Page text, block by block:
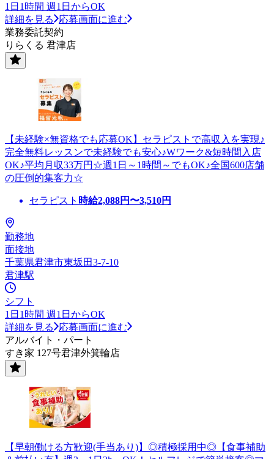
1日1時間 週1日からOK
詳細を見る
応募画面に進む
業務委託契約
りらくる 君津店
【未経験×無資格でも応募OK】セラピストで高収入を実現♪
完全無料レッスンで未経験でも安心♪Wワーク&短時間入店
OK♪平均月収33万円☆週1日～1時間～でもOK♪全国600店舗
の圧倒的集客力☆
セラピスト 時給2,088円〜3,510円
勤務地
面接地
千葉県君津市東坂田3-7-10
君津駅
シフト
1日1時間 週1日からOK
詳細を見る
応募画面に進む
アルバイト・パート
すき家 127号君津外箕輪店
【早朝働ける方歓迎(手当あり)】◎積極採用中◎【食事補助